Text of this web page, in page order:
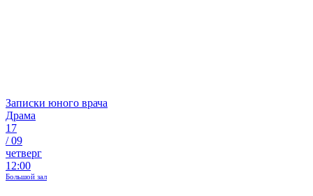
Записки юного врача
Драма
17
/09
четверг
12:00
Большой зал